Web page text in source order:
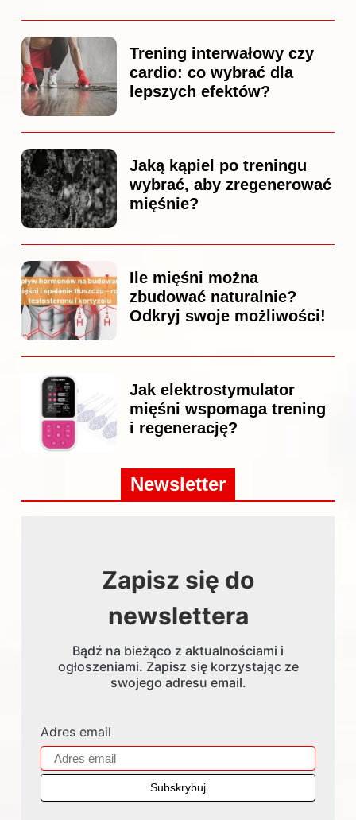
Trening interwałowy czy
cardio: co wybrać dla
lepszych efektów?
Jaką kąpiel po treningu
wybrać, aby zregenerować
mięśnie?
Ile mięśni można
zbudować naturalnie?
Odkryj swoje możliwości!
Jak elektrostymulator
mięśni wspomaga trening
i regenerację?
Newsletter
Zapisz się do
newslettera
Bądź na bieżąco z aktualnościami i
ogłoszeniami. Zapisz się korzystając ze
swojego adresu email.
Adres email